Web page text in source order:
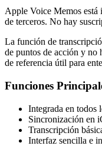
Apple Voice Memos está
de terceros. No hay
La función de
de puntos de acción y no
de referencia útil para
Funciones
Integrada en todos
Sincronización en
Transcripción
Interfaz sencilla e